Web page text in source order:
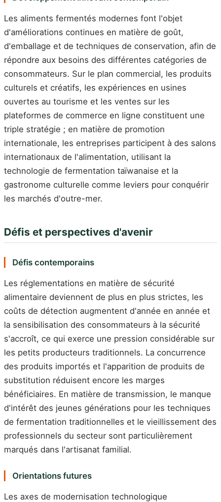
Les aliments fermentés modernes font l'objet
d'améliorations continues en matière de goût,
d'emballage et de techniques de conservation, afin de
répondre aux besoins des différentes catégories de
consommateurs. Sur le plan commercial, les produits
culturels et créatifs, les expériences en usines
ouvertes au tourisme et les ventes sur les
plateformes de commerce en ligne constituent une
triple stratégie ; en matière de promotion
internationale, les entreprises participent à des salons
internationaux de l'alimentation, utilisant la
technologie de fermentation taïwanaise et la
gastronome culturelle comme leviers pour conquérir
les marchés d'outre-mer.
Défis et perspectives d'avenir
Défis contemporains
Les réglementations en matière de sécurité
alimentaire deviennent de plus en plus strictes, les
coûts de détection augmentent d'année en année et
la sensibilisation des consommateurs à la sécurité
s'accroît, ce qui exerce une pression considérable sur
les petits producteurs traditionnels. La concurrence
des produits importés et l'apparition de produits de
substitution réduisent encore les marges
bénéficiaires. En matière de transmission, le manque
d'intérêt des jeunes générations pour les techniques
de fermentation traditionnelles et le vieillissement des
professionnels du secteur sont particulièrement
marqués dans l'artisanat familial.
Orientations futures
Les axes de modernisation technologique